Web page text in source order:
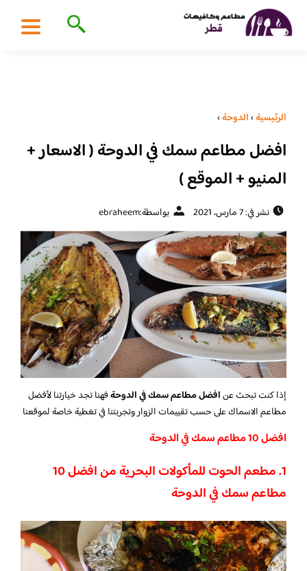
الرئيسية›الدوحة›
افضل مطاعم سمك في الدوحة ( الاسعار +
المنيو + الموقع )
نشر في: 7 مارس، 2021 بواسطة:ebraheem
إذا كنت تبحث عنافضل مطاعم سمك في الدوحةفهنا تجد خيارتنا لأفضل
مطاعم الاسماك على حسب تقييمات الزوار وتجربتنا في تغطية خاصة لموقعنا
افضل 10 مطاعم سمك في الدوحة
1. مطعم الحوت للمأكولات البحرية من افضل 10
مطاعم سمك في الدوحة